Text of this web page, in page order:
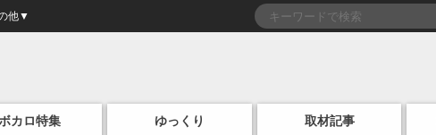
他▼
ボカロ特集 ゆっくり 取材記事